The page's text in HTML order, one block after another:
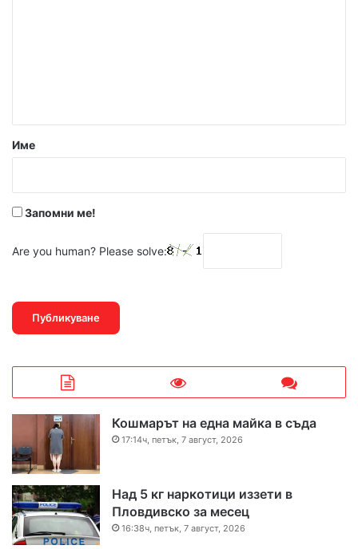
р
Име
Запомни ме!
Are you human? Please solve:
Кошмарът на една майка в съда
17:14ч, петък, 7 август, 2026
Над 5 кг наркотици иззети в
Пловдивско за месец
16:38ч, петък, 7 август, 2026